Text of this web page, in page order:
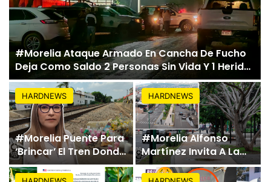
#Morelia Ataque Armado En Cancha De Fucho
Deja Como Saldo 2 Personas Sin Vida Y 1 Herido
En La Maiza
HARDNEWS
#Morelia Puente Para
‘Brincar’ El Tren Donde
Niño Fue Arrollado
Estará Al Lado De Las
HARDNEWS
#Morelia Alfonso
Martínez Invita A La
Ciudadania El
Domingo Al Parque